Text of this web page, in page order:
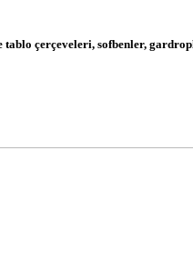
çerçeveleri, sofbenler,